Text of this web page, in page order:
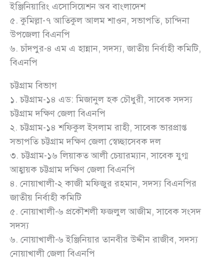
ইঞ্জিনিয়ারিং এসোসিয়েশন অব বাংলাদেশ
৫. কুমিল্লা-৭ আতিকুল আলম শাওন, সভাপতি, চান্দিনা
উপজেলা বিএনপি
৬. চাঁদপুর-৪ এম এ হান্নান, সদস্য, জাতীয় নির্বাহী কমিটি,
বিএনপি
চট্টগ্রাম বিভাগ
১. চট্টগ্রাম-১৪ এড: মিজানুল হক চৌধুরী, সাবেক সদস্য
চট্টগ্রাম দক্ষিণ জেলা বিএনপি
২. চট্টগ্রাম-১৪ শফিকুল ইসলাম রাহী, সাবেক ভারপ্রাপ্ত
সভাপতি চট্টগ্রাম দক্ষিণ জেলা স্বেচ্ছাসেবক দল
৩. চট্টগ্রাম-১৬ লিয়াকত আলী চেয়ারম্যান, সাবেক যুগ্ম
আহ্বায়ক চট্টগ্রাম দক্ষিণ জেলা বিএনপি
৪. নোয়াখালী-২ কাজী মফিজুর রহমান, সদস্য বিএনপির
জাতীয় নির্বাহী কমিটি
৫. নোয়াখালী-৬ প্রকৌশলী ফজলুল আজীম, সাবেক সংসদ
সদস্য
৬. নোয়াখালী-৬ ইঞ্জিনিয়ার তানবীর উদ্দীন রাজীব, সদস্য
নোয়াখালী জেলা বিএনপি